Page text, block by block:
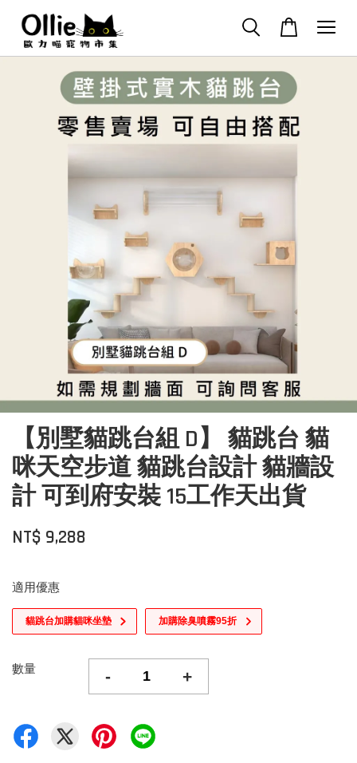
【別墅貓跳台組 D】 貓跳台 貓
咪天空步道 貓跳台設計 貓牆設
計 可到府安裝 15工作天出貨
NT$ 9,288
適用優惠
貓跳台加購貓咪坐墊 加購除臭噴霧95折
數量 - +